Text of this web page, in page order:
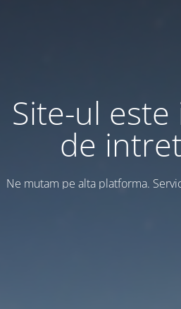
Site-ul este
de
Ne mutam pe alta platforma.